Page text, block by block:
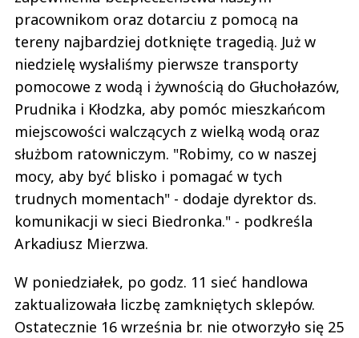
pracownikom oraz dotarciu z pomocą na
tereny najbardziej dotknięte tragedią. Już w
niedzielę wysłaliśmy pierwsze transporty
pomocowe z wodą i żywnością do Głuchołazów,
Prudnika i Kłodzka, aby pomóc mieszkańcom
miejscowości walczących z wielką wodą oraz
służbom ratowniczym. "Robimy, co w naszej
mocy, aby być blisko i pomagać w tych
trudnych momentach" - dodaje dyrektor ds.
komunikacji w sieci Biedronka." - podkreśla
Arkadiusz Mierzwa.
W poniedziałek, po godz. 11 sieć handlowa
zaktualizowała liczbę zamkniętych sklepów.
Ostatecznie 16 września br. nie otworzyło się 25